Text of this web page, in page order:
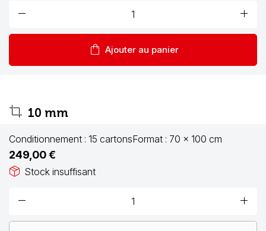
remove add
shopping_bag Ajouter au panier
crop 10 mm
Conditionnement : 15 cartonsFormat : 70 x 100 cm
249,00 €
package_2 Stock insuffisant
remove add